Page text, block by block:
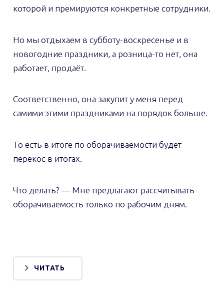
которой и премируются конкретные сотрудники.
Но мы отдыхаем в субботу-воскресенье и в
новогодние праздники, а розница-то нет, она
работает, продаёт.
Соответственно, она закупит у меня перед
самими этими праздниками на порядок больше.
То есть в итоге по оборачиваемости будет
перекос в итогах.
Что делать? — Мне предлагают рассчитывать
оборачиваемость только по рабочим дням.
ЧИТАТЬ